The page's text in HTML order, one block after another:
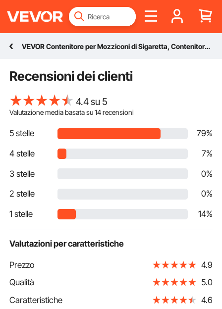
VEVOR Contenitore per Mozziconi di Sigaretta, Contenitore per Mozziconi di Sigaretta Cilindrico in Acciaio Inox, Smaltimento Mozziconi di Sigaretta, Resistente alle Intemperie Esterni Interni Argento
Recensioni dei clienti
4.4 su 5
Valutazione media basata su14recensioni
5 stelle 79%
4 stelle 7%
3 stelle 0%
2 stelle 0%
1 stelle 14%
Valutazioni per caratteristiche
Prezzo
4.9
Qualità
5.0
Caratteristiche
4.6